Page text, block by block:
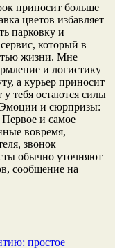
приносит больше
цветов избавляет
парковку и
который в
жизни. Мне
и логистику
а курьер приносит
тебя остаются силы
Эмоции и сюрпризы:
Первое и самое
вовремя,
звонок
обычно уточняют
сообщение на